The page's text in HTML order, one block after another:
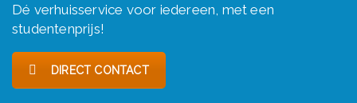
Dé verhuisservice voor iedereen, met een
studentenprijs!
DIRECT CONTACT